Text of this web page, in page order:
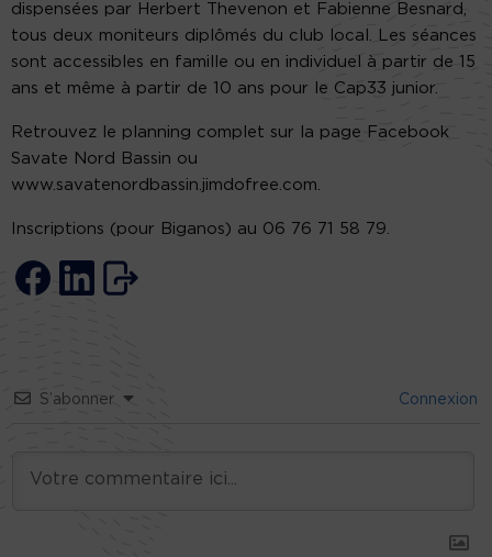
dispensées par Herbert Thevenon et Fabienne Besnard,
tous deux moniteurs diplômés du club local. Les séances
sont accessibles en famille ou en individuel à partir de 15
ans et même à partir de 10 ans pour le Cap33 junior.
Retrouvez le planning complet sur la page Facebook
Savate Nord Bassin ou
www.savatenordbassin.jimdofree.com.
Inscriptions (pour Biganos) au 06 76 71 58 79.
S’abonner Connexion